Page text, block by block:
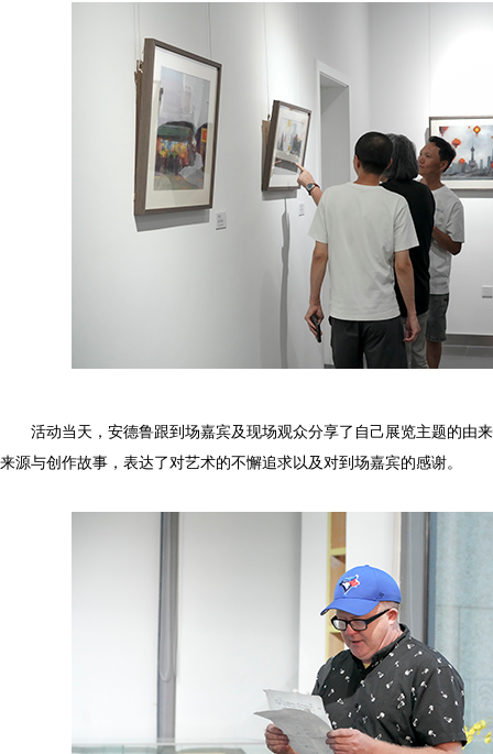
活动当天，安德鲁跟到场嘉宾及现场观众分享了自己展览主题的由
来源与创作故事，表达了对艺术的不懈追求以及对到场嘉宾的感谢。